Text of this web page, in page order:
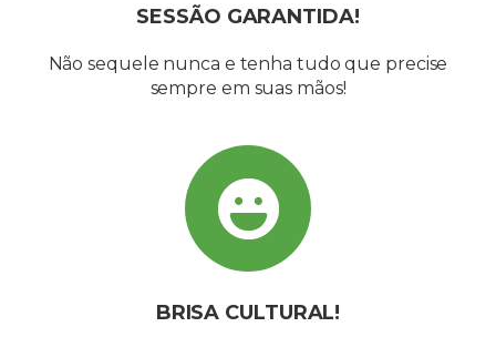
SESSÃO GARANTIDA!
Não sequele nunca e tenha tudo que precise
sempre em suas mãos!
BRISA CULTURAL!